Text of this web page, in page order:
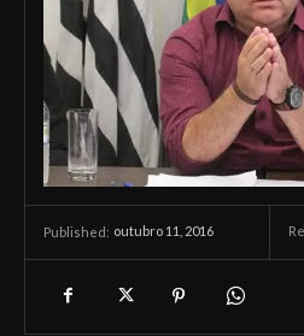
Published: outubro 11, 2016